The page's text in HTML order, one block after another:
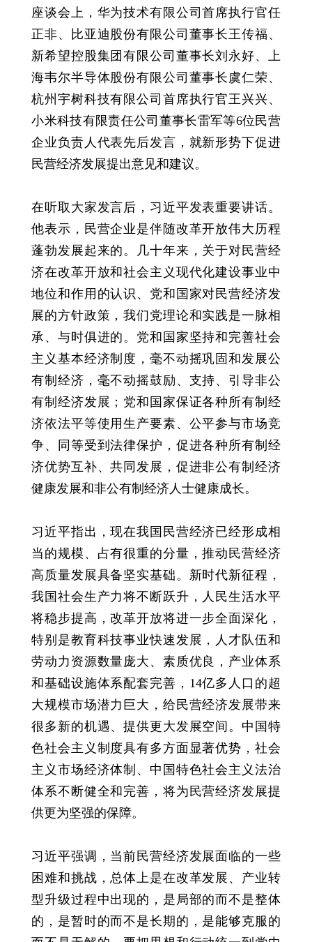
座谈会上，华为技术有限公司首席执行官任
正非、比亚迪股份有限公司董事长王传福、
新希望控股集团有限公司董事长刘永好、上
海韦尔半导体股份有限公司董事长虞仁荣、
杭州宇树科技有限公司首席执行官王兴兴、
小米科技有限责任公司董事长雷军等6位民营
企业负责人代表先后发言，就新形势下促进
民营经济发展提出意见和建议。
在听取大家发言后，习近平发表重要讲话。
他表示，民营企业是伴随改革开放伟大历程
蓬勃发展起来的。几十年来，关于对民营经
济在改革开放和社会主义现代化建设事业中
地位和作用的认识、党和国家对民营经济发
展的方针政策，我们党理论和实践是一脉相
承、与时俱进的。党和国家坚持和完善社会
主义基本经济制度，毫不动摇巩固和发展公
有制经济，毫不动摇鼓励、支持、引导非公
有制经济发展；党和国家保证各种所有制经
济依法平等使用生产要素、公平参与市场竞
争、同等受到法律保护，促进各种所有制经
济优势互补、共同发展，促进非公有制经济
健康发展和非公有制经济人士健康成长。
习近平指出，现在我国民营经济已经形成相
当的规模、占有很重的分量，推动民营经济
高质量发展具备坚实基础。新时代新征程，
我国社会生产力将不断跃升，人民生活水平
将稳步提高，改革开放将进一步全面深化，
特别是教育科技事业快速发展，人才队伍和
劳动力资源数量庞大、素质优良，产业体系
和基础设施体系配套完善，14亿多人口的超
大规模市场潜力巨大，给民营经济发展带来
很多新的机遇、提供更大发展空间。中国特
色社会主义制度具有多方面显著优势，社会
主义市场经济体制、中国特色社会主义法治
体系不断健全和完善，将为民营经济发展提
供更为坚强的保障。
习近平强调，当前民营经济发展面临的一些
困难和挑战，总体上是在改革发展、产业转
型升级过程中出现的，是局部的而不是整体
的，是暂时的而不是长期的，是能够克服的